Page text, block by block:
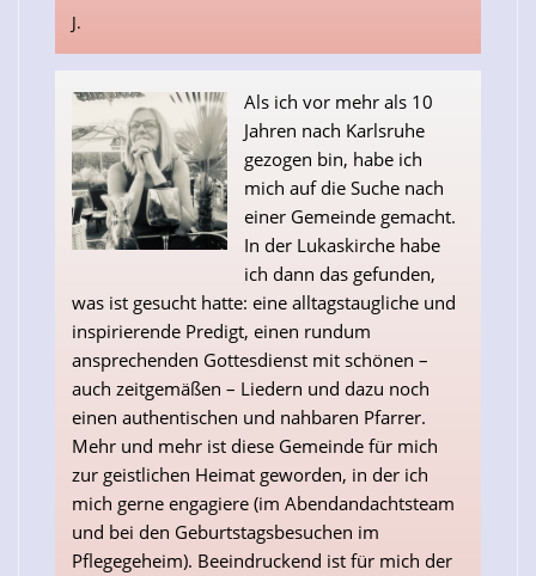
J.
Als ich vor mehr als 10
Jahren nach Karlsruhe
gezogen bin, habe ich
mich auf die Suche nach
einer Gemeinde gemacht.
In der Lukaskirche habe
ich dann das gefunden,
was ist gesucht hatte: eine alltagstaugliche und
inspirierende Predigt, einen rundum
ansprechenden Gottesdienst mit schönen –
auch zeitgemäßen – Liedern und dazu noch
einen authentischen und nahbaren Pfarrer.
Mehr und mehr ist diese Gemeinde für mich
zur geistlichen Heimat geworden, in der ich
mich gerne engagiere (im Abendandachtsteam
und bei den Geburtstagsbesuchen im
Pflegegeheim). Beeindruckend ist für mich der